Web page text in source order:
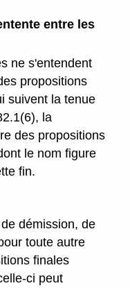
entre les
ne s'entendent
propositions
suivent la tenue
la
des propositions
le nom figure
fin.
démission, de
toute autre
finales
ci peut